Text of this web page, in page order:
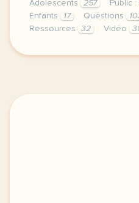
Adolescents
257 Public
Enfants
17 Questions
Ressources
32 Vidéo
type de ressource